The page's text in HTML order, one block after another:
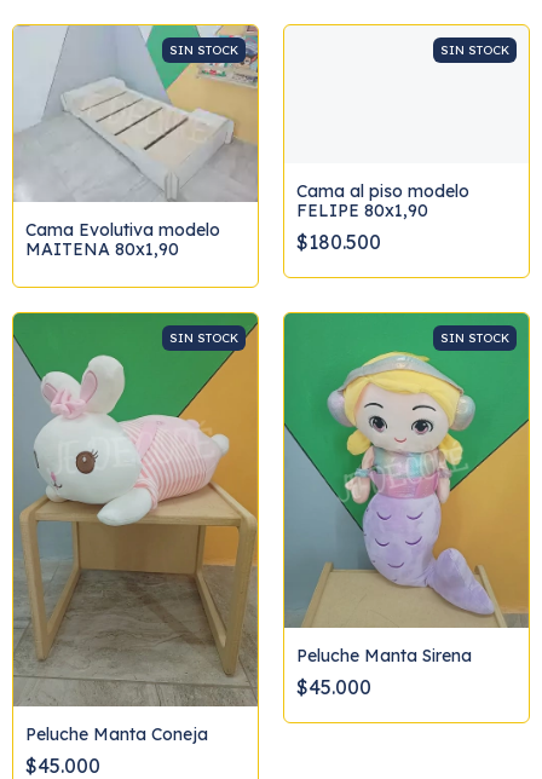
SIN STOCK
Cama Evolutiva modelo
MAITENA 80x1,90
SIN STOCK
Cama al piso modelo
FELIPE 80x1,90
$180.500
SIN STOCK
Peluche Manta Coneja
$45.000
SIN STOCK
Peluche Manta Sirena
$45.000